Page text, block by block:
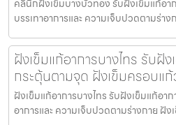
คลีนิกฝังเข็มบางบัวทอง รับฝังเข็มแก้อา
บรรเทาอาการและ ความเจ็บปวดตามร่า
ฝังเข็มแก้อาการบางไทร รับฝั
กระตุ้นตามจุด ฝังเข็มครอบแ
ฝังเข็มแก้อาการบางไทร รับฝังเข็มแก้อา
อาการและ ความเจ็บปวดตามร่างกาย ฝัง